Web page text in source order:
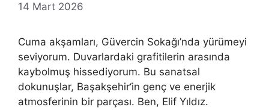
14 Mart 2026
Cuma akşamları, Güvercin Sokağı’nda yürümeyi
seviyorum. Duvarlardaki grafitilerin arasında
kaybolmuş hissediyorum. Bu sanatsal
dokunuşlar, Başakşehir‘in genç ve enerjik
atmosferinin bir parçası. Ben, Elif Yıldız.